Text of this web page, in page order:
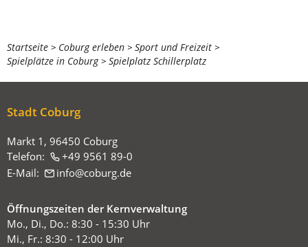
Sie
befinden
hier:
Startseite Coburg erleben
Sport und Freizeit
Spielplätze in Coburg
Spielplatz Schillerplatz
Stadt Coburg
Markt 1, 96450 Coburg
Telefon:
+49 9561 89-0
E-Mail:
info coburg de
Öffnungszeiten der Kernverwaltung
Mo., Di., Do.: 8:30 - 15:30 Uhr
Mi., Fr.: 8:30 - 12:00 Uhr